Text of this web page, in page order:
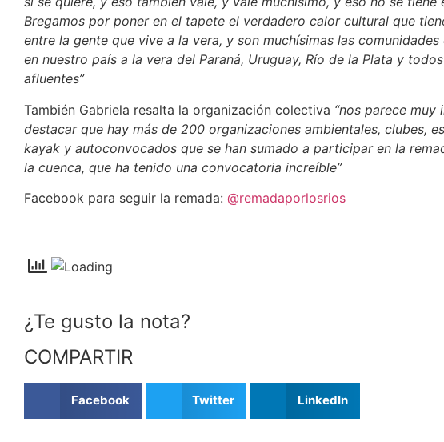
Bregamos por poner en el tapete el verdadero calor cultural que
entre la gente que vive a la vera, y son muchísimas las comunidades
en nuestro país a la vera del Paraná, Uruguay, Río de la Plata y
afluentes”
También Gabriela resalta la organización colectiva “nos parece muy
destacar que hay más de 200 organizaciones ambientales, clubes,
kayak y autoconvocados que se han sumado a participar en la
la cuenca, que ha tenido una convocatoria increíble”
Facebook para seguir la remada: @remadaporlosrios
¿Te gusto la nota?
COMPARTIR
Facebook Twitter LinkedIn